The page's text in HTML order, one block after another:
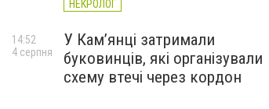
НЕКРОЛОГ
У Кам’янці затримали
буковинців, які організували
схему втечі через кордон
14:52
4 серпня